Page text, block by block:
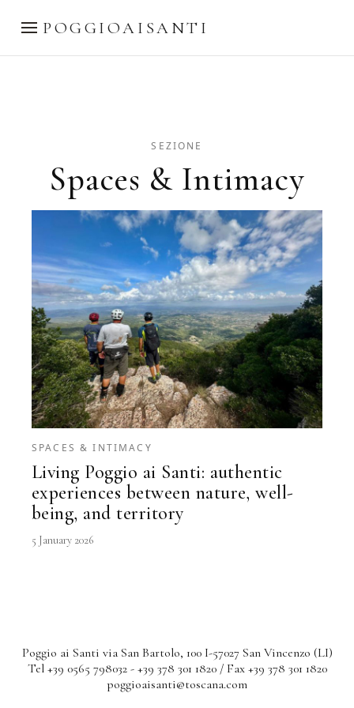
POGGIOAISANTI
SEZIONE
Spaces & Intimacy
SPACES & INTIMACY
Living Poggio ai Santi: authentic
experiences between nature, well-
being, and territory
5 January 2026
Poggio ai Santi via San Bartolo, 100 I-57027 San Vincenzo (LI)
Tel +39 0565 798032 - +39 378 301 1820 / Fax +39 378 301 1820
poggioaisanti@toscana.com